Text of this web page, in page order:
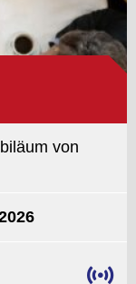
von